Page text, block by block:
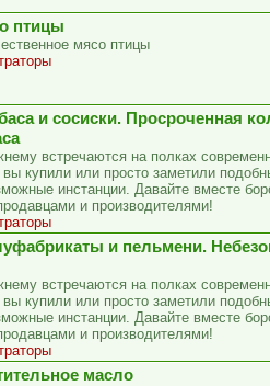
птицы
мясо птицы
и сосиски. Просроченная
встречаются на полках
купили или просто заметили
инстанции. Давайте вместе
и производителями!
и пельмени.
встречаются на полках
купили или просто заметили
инстанции. Давайте вместе
и производителями!
масло